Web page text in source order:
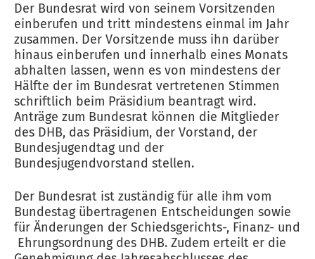
Der Bundesrat wird von seinem Vorsitzenden
einberufen und tritt mindestens einmal im Jahr
zusammen. Der Vorsitzende muss ihn darüber
hinaus einberufen und innerhalb eines Monats
abhalten lassen, wenn es von mindestens der
Hälfte der im Bundesrat vertretenen Stimmen
schriftlich beim Präsidium beantragt wird.
Anträge zum Bundesrat können die Mitglieder
des DHB, das Präsidium, der Vorstand, der
Bundesjugendtag und der
Bundesjugendvorstand stellen.
Der Bundesrat ist zuständig für alle ihm vom
Bundestag übertragenen Entscheidungen sowie
für Änderungen der Schiedsgerichts-, Finanz- und
Ehrungsordnung des DHB. Zudem erteilt er die